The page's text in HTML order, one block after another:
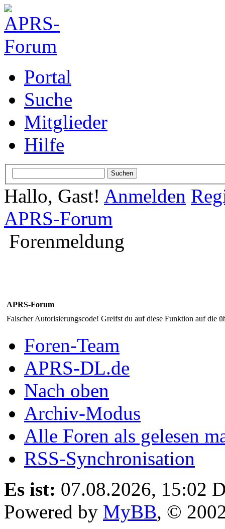
Portal
Suche
Mitglieder
Hilfe
Hallo, Gast! Anmelden
APRS-Forum
Forenmeldung
APRS-Forum
Falscher Autorisierungscode! Greifst du auf diese Funktion auf die
Foren-Team
APRS-DL.de
Nach oben
Archiv-Modus
Alle Foren als gelesen
RSS-Synchronisation
Es ist: 07.08.2026, 15:02
Powered by MyBB, ©